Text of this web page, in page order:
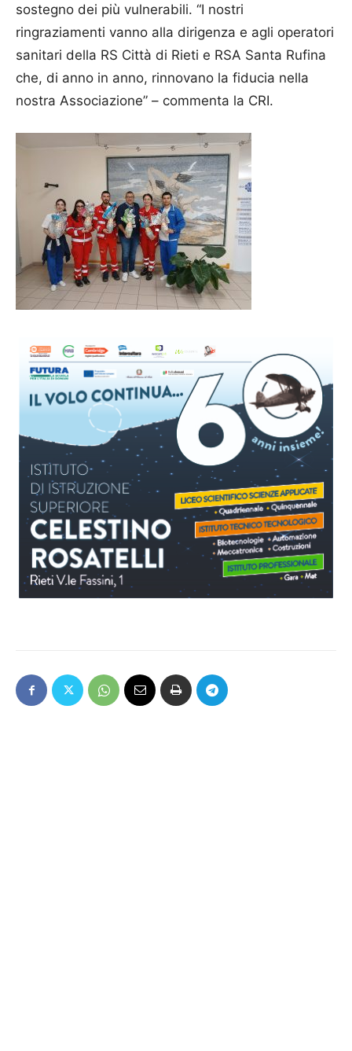
sostegno dei più vulnerabili. “I nostri
ringraziamenti vanno alla dirigenza e agli operatori
sanitari della RS Città di Rieti e RSA Santa Rufina
che, di anno in anno, rinnovano la fiducia nella
nostra Associazione” – commenta la CRI.